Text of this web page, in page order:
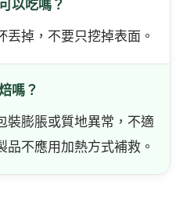
以吃嗎？
丟掉，不要只挖掉表面。
嗎？
裝膨脹或質地異常，不適
品不應用加熱方式補救。